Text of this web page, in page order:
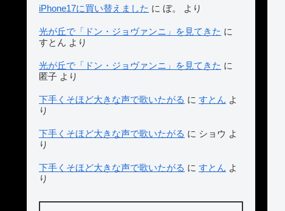
iPhone17に買い替えました に ぼ。 より
光が丘で「ドン・ジョヴァンニ」を見てきた に
すとん より
光が丘で「ドン・ジョヴァンニ」を見てきた に
匿子 より
下手くそほど大きな声で歌いたがる に すとん よ
り
下手くそほど大きな声で歌いたがる に ショウ よ
り
下手くそほど大きな声で歌いたがる に すとん よ
り